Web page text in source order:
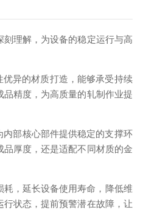
理解，为设备的稳定运行与高
异的材质打造，能够承受持续
精度，为高质量的轧制作业提
部核心部件提供稳定的支撑环
厚度，还是适配不同材质的金
，延长设备使用寿命，降低维
状态，提前预警潜在故障，让